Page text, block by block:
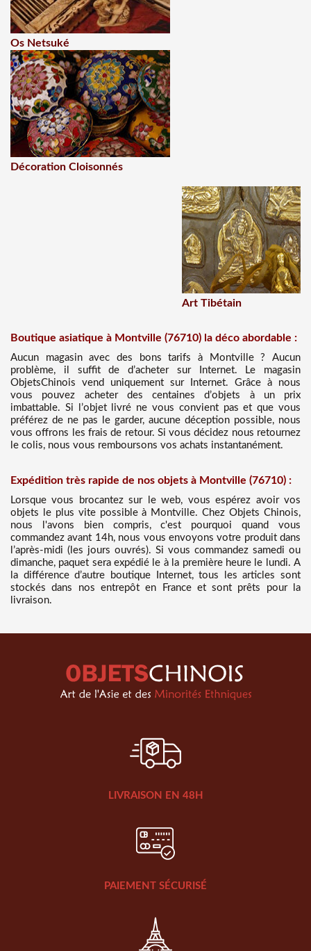
Os Netsuké
Décoration Cloisonnés
Art Tibétain
Boutique asiatique à Montville (76710) la déco abordable :
Aucun magasin avec des bons tarifs à Montville ? Aucun
problème, il suffit de d’acheter sur Internet. Le magasin
ObjetsChinois vend uniquement sur Internet. Grâce à nous
vous pouvez acheter des centaines d’objets à un prix
imbattable. Si l’objet livré ne vous convient pas et que vous
préférez de ne pas le garder, aucune déception possible, nous
vous offrons les frais de retour. Si vous décidez nous retournez
le colis, nous vous remboursons vos achats instantanément.
Expédition très rapide de nos objets à Montville (76710) :
Lorsque vous brocantez sur le web, vous espérez avoir vos
objets le plus vite possible à Montville. Chez Objets Chinois,
nous l'avons bien compris, c'est pourquoi quand vous
commandez avant 14h, nous vous envoyons votre produit dans
l’après-midi (les jours ouvrés). Si vous commandez samedi ou
dimanche, paquet sera expédié le à la première heure le lundi. A
la différence d’autre boutique Internet, tous les articles sont
stockés dans nos entrepôt en France et sont prêts pour la
livraison.
LIVRAISON EN 48H
PAIEMENT SÉCURISÉ